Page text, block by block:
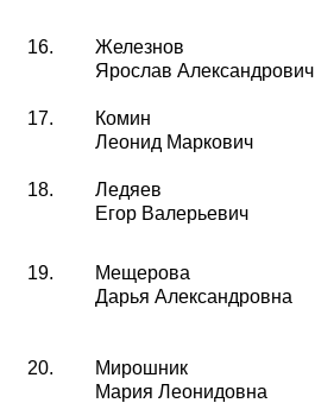
16.
Железнов
Ярослав Александрович
17.
Комин
Леонид Маркович
18.
Ледяев
Егор Валерьевич
19.
Мещерова
Дарья Александровна
20.
Мирошник
Мария Леонидовна